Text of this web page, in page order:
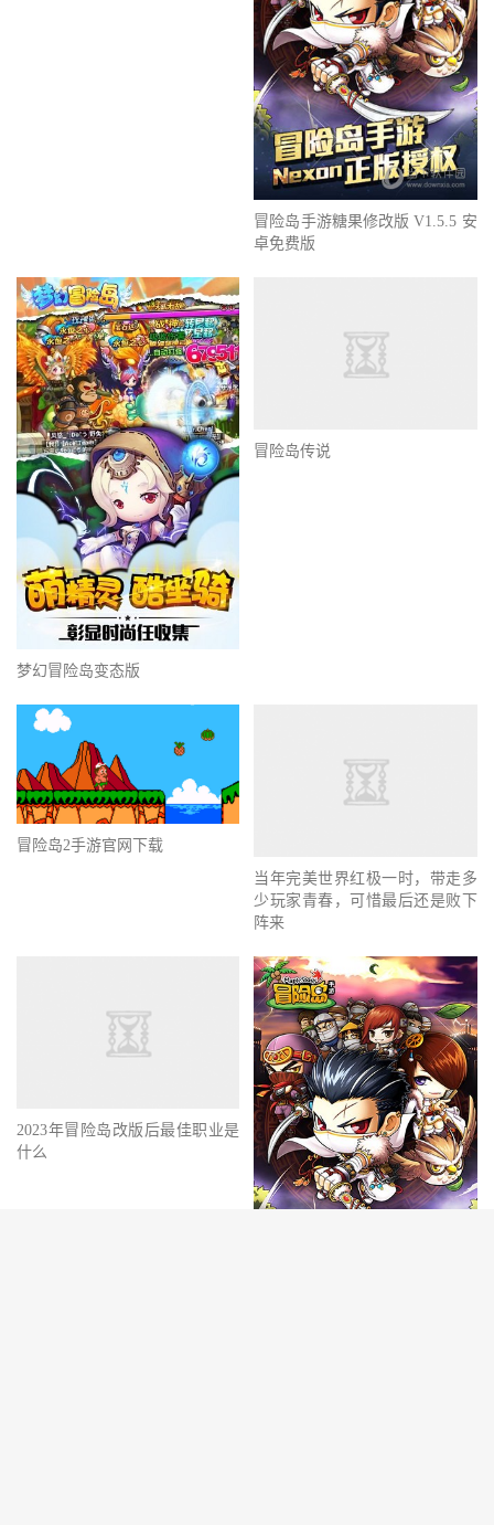
冒险岛手游糖果修改版 V1.5.5 安
卓免费版
梦幻冒险岛变态版
冒险岛传说
冒险岛2手游官网下载
当年完美世界红极一时，带走多
少玩家青春，可惜最后还是败下
阵来
2023年冒险岛改版后最佳职业是
什么